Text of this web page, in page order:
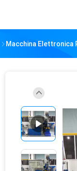
Macchina Elettronica